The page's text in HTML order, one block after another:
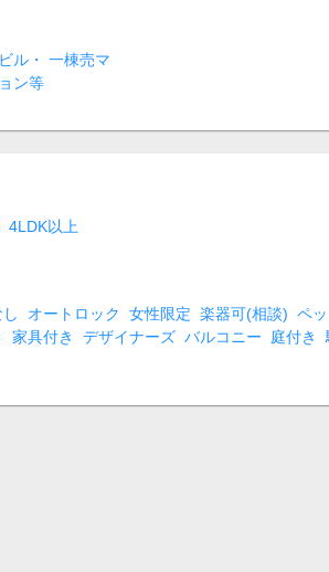
ル・ 一棟売マ
ン等
4LDK以上
オートロック 女性限定 楽器可(相談) ペ
家具付き デザイナーズ バルコニー 庭付き